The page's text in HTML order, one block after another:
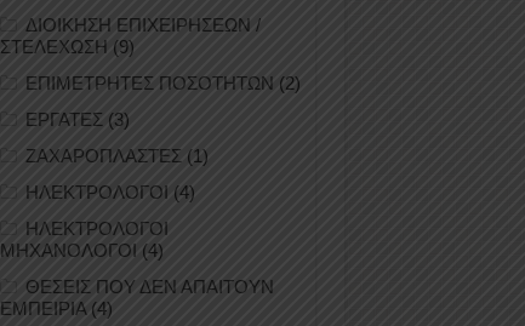
ΔΙΟΙΚΗΣΗ ΕΠΙΧΕΙΡΗΣΕΩΝ /
ΣΤΕΛΕΧΩΣΗ (9)
ΕΠΙΜΕΤΡΗΤΕΣ ΠΟΣΟΤΗΤΩΝ (2)
ΕΡΓΑΤΕΣ (3)
ΖΑΧΑΡΟΠΛΑΣΤΕΣ (1)
ΗΛΕΚΤΡΟΛΟΓΟΙ (4)
ΗΛΕΚΤΡΟΛΟΓΟΙ
ΜΗΧΑΝΟΛΟΓΟΙ (4)
ΘΕΣΕΙΣ ΠΟΥ ΔΕΝ ΑΠΑΙΤΟΥΝ
ΕΜΠΕΙΡΙΑ(4)